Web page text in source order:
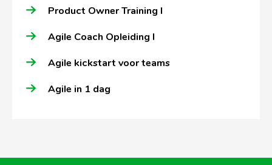
Product Owner Training I
Agile Coach Opleiding I
Agile kickstart voor teams
Agile in 1 dag